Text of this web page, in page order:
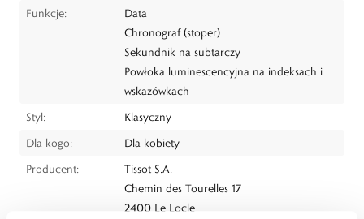
Funkcje:
Data
Chronograf (stoper)
Sekundnik na subtarczy
Powłoka luminescencyjna na indeksach i
wskazówkach
Styl:
Klasyczny
Dla kogo:
Dla kobiety
Producent:
Tissot S.A.
Chemin des Tourelles 17
2400 Le Locle